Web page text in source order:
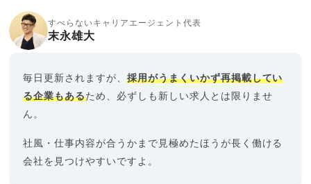
すべらないキャリアエージェント代表
末永雄大
毎日更新されますが、採用がうまくいかず再掲載してい
る企業もあるため、必ずしも新しい求人とは限りませ
ん。
社風・仕事内容が合うかまで見極めたほうが長く働ける
会社を見つけやすいですよ。